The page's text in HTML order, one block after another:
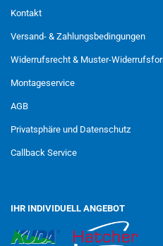
Kontakt
Versand- & Zahlungsbedingungen
Widerrufsrecht & Muster-
Montageservice
AGB
Privatsphäre und Datenschutz
Callback Service
IHR INDIVIDUELL ANGEBOT